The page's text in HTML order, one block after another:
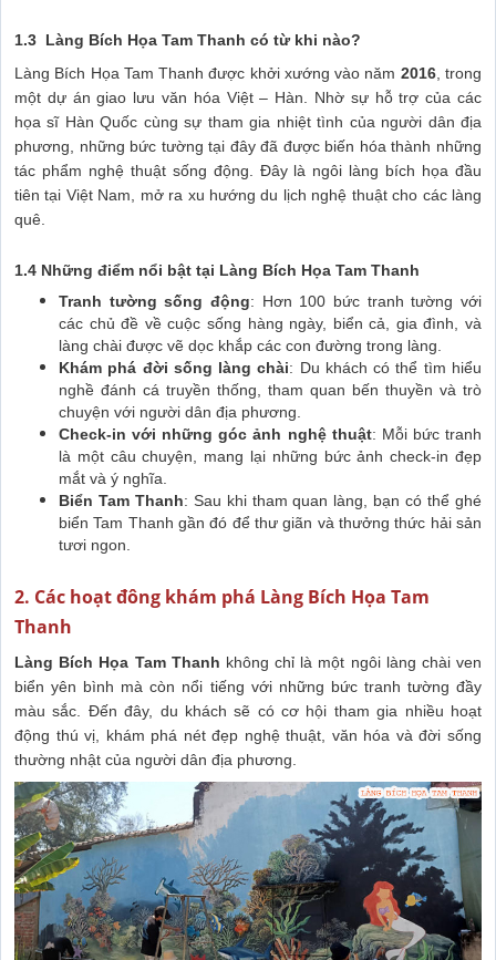
1.3 Làng Bích Họa Tam Thanh có từ khi nào?
Làng Bích Họa Tam Thanh được khởi xướng vào năm 2016, trong
một dự án giao lưu văn hóa Việt – Hàn. Nhờ sự hỗ trợ của các
họa sĩ Hàn Quốc cùng sự tham gia nhiệt tình của người dân địa
phương, những bức tường tại đây đã được biến hóa thành những
tác phẩm nghệ thuật sống động. Đây là ngôi làng bích họa đầu
tiên tại Việt Nam, mở ra xu hướng du lịch nghệ thuật cho các làng
quê.
1.4 Những điểm nổi bật tại Làng Bích Họa Tam Thanh
Tranh tường sống động: Hơn 100 bức tranh tường với
các chủ đề về cuộc sống hàng ngày, biển cả, gia đình, và
làng chài được vẽ dọc khắp các con đường trong làng.
Khám phá đời sống làng chài: Du khách có thể tìm hiểu
nghề đánh cá truyền thống, tham quan bến thuyền và trò
chuyện với người dân địa phương.
Check-in với những góc ảnh nghệ thuật: Mỗi bức tranh
là một câu chuyện, mang lại những bức ảnh check-in đẹp
mắt và ý nghĩa.
Biển Tam Thanh: Sau khi tham quan làng, bạn có thể ghé
biển Tam Thanh gần đó để thư giãn và thưởng thức hải sản
tươi ngon.
2. Các hoạt đông khám phá Làng Bích Họa Tam
Thanh
Làng Bích Họa Tam Thanh không chỉ là một ngôi làng chài ven
biển yên bình mà còn nổi tiếng với những bức tranh tường đầy
màu sắc. Đến đây, du khách sẽ có cơ hội tham gia nhiều hoạt
động thú vị, khám phá nét đẹp nghệ thuật, văn hóa và đời sống
thường nhật của người dân địa phương.